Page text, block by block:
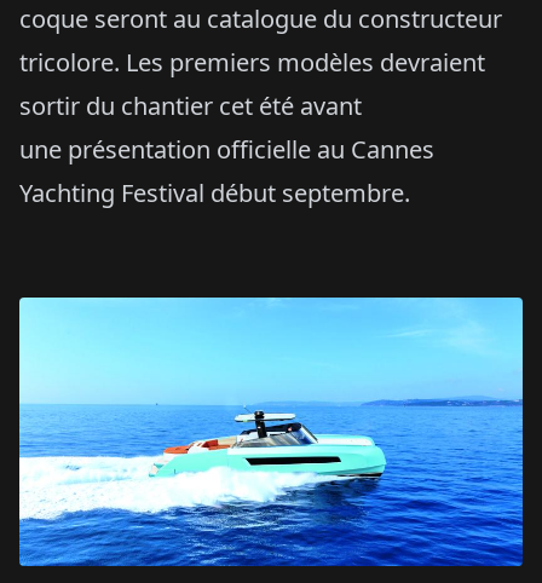
coque seront au catalogue du constructeur
tricolore. Les premiers modèles devraient
sortir du chantier cet été avant
une présentation officielle au Cannes
Yachting Festival début septembre.